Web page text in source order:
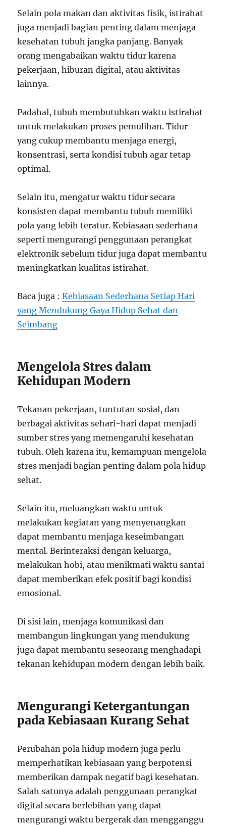
Selain pola makan dan aktivitas fisik, istirahat
juga menjadi bagian penting dalam menjaga
kesehatan tubuh jangka panjang. Banyak
orang mengabaikan waktu tidur karena
pekerjaan, hiburan digital, atau aktivitas
lainnya.
Padahal, tubuh membutuhkan waktu istirahat
untuk melakukan proses pemulihan. Tidur
yang cukup membantu menjaga energi,
konsentrasi, serta kondisi tubuh agar tetap
optimal.
Selain itu, mengatur waktu tidur secara
konsisten dapat membantu tubuh memiliki
pola yang lebih teratur. Kebiasaan sederhana
seperti mengurangi penggunaan perangkat
elektronik sebelum tidur juga dapat membantu
meningkatkan kualitas istirahat.
Baca juga :Kebiasaan Sederhana Setiap Hari
yang Mendukung Gaya Hidup Sehat dan
Seimbang
Mengelola Stres dalam
Kehidupan Modern
Tekanan pekerjaan, tuntutan sosial, dan
berbagai aktivitas sehari-hari dapat menjadi
sumber stres yang memengaruhi kesehatan
tubuh. Oleh karena itu, kemampuan mengelola
stres menjadi bagian penting dalam pola hidup
sehat.
Selain itu, meluangkan waktu untuk
melakukan kegiatan yang menyenangkan
dapat membantu menjaga keseimbangan
mental. Berinteraksi dengan keluarga,
melakukan hobi, atau menikmati waktu santai
dapat memberikan efek positif bagi kondisi
emosional.
Di sisi lain, menjaga komunikasi dan
membangun lingkungan yang mendukung
juga dapat membantu seseorang menghadapi
tekanan kehidupan modern dengan lebih baik.
Mengurangi Ketergantungan
pada Kebiasaan Kurang Sehat
Perubahan pola hidup modern juga perlu
memperhatikan kebiasaan yang berpotensi
memberikan dampak negatif bagi kesehatan.
Salah satunya adalah penggunaan perangkat
digital secara berlebihan yang dapat
mengurangi waktu bergerak dan mengganggu